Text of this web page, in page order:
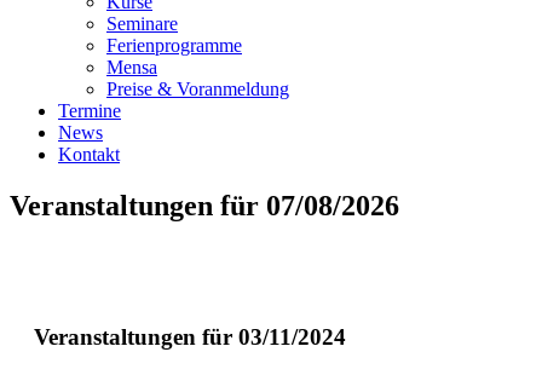
Seminare
Ferienprogramme
Mensa
Preise & Voranmeldung
Termine
News
Kontakt
Veranstaltungen für 07/08/2026
Veranstaltungen für 03/11/2024